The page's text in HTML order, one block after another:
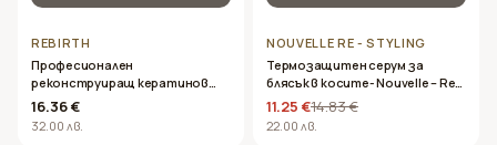
REBIRTH
Професионален
реконструиращ кератинов
серум за за суха и увредена
коса без парабени- Oyster
Cutinol Rebirth Serum 150ml
16.36 €
32.00 лв.
NOUVELLE RE - STYLING
Термозащитен серум за
блясък в косите- Nouvelle – Re-
styling Drop of Light 100ml
11.25 €14.83 €
22.00 лв.